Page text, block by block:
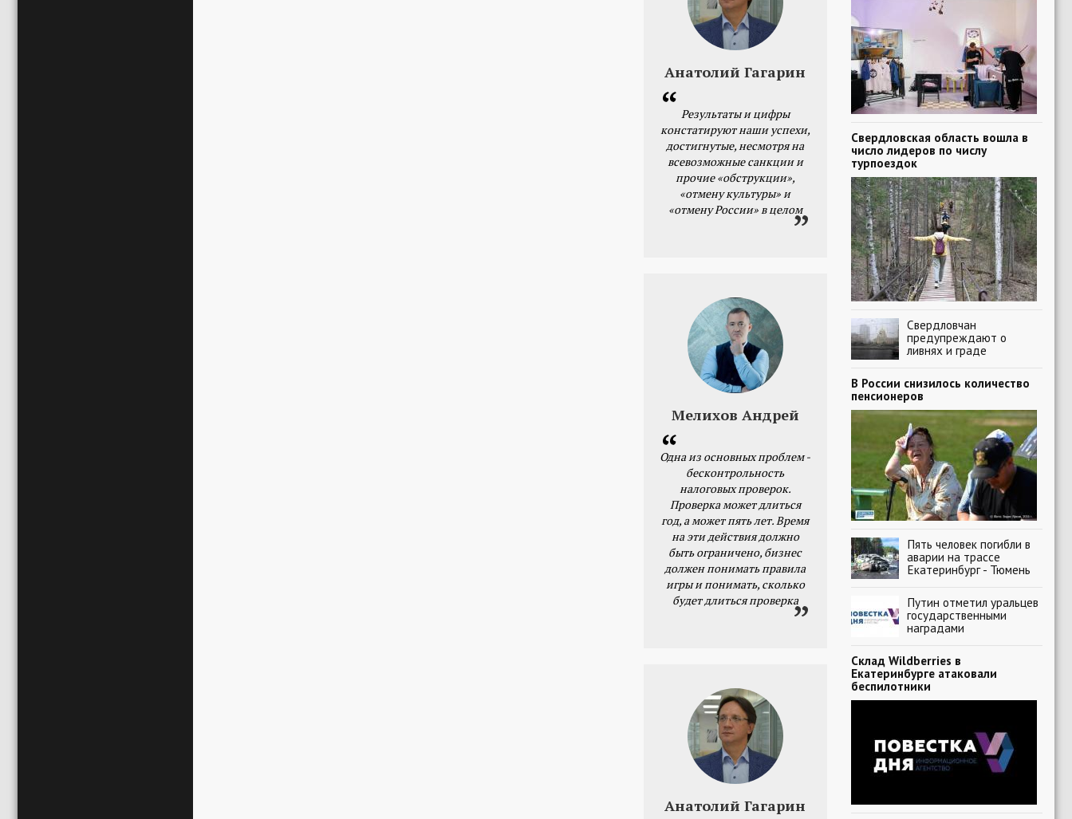
Анатолий Гагарин
Результаты и цифры
констатируют наши успехи,
достигнутые, несмотря на
всевозможные санкции и
прочие «обструкции»,
«отмену культуры» и
«отмену России» в целом
Мелихов Андрей
Одна из основных проблем -
бесконтрольность
налоговых проверок.
Проверка может длиться
год, а может пять лет. Время
на эти действия должно
быть ограничено, бизнес
должен понимать правила
игры и понимать, сколько
будет длиться проверка
Анатолий Гагарин
Свердловская область вошла в
число лидеров по числу
турпоездок
Свердловчан
предупреждают о
ливнях и граде
В России снизилось количество
пенсионеров
Пять человек погибли в
аварии на трассе
Екатеринбург - Тюмень
Путин отметил уральцев
государственными
наградами
Склад Wildberries в
Екатеринбурге атаковали
беспилотники